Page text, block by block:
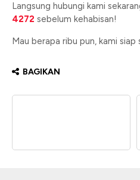
Langsung hubungi kami
4272 sebelum kehabisan!
Mau berapa ribu pun, kami siap
BAGIKAN